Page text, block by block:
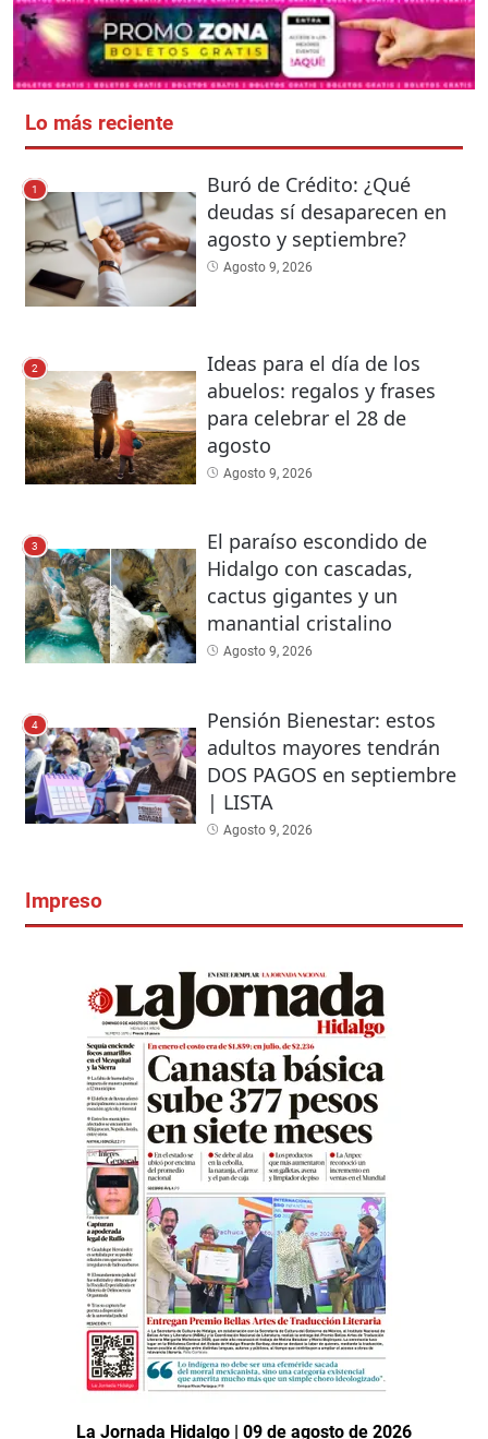
Lo más reciente
1
Buró de Crédito: ¿Qué
deudas sí desaparecen en
agosto y septiembre?
Agosto 9, 2026
2
Ideas para el día de los
abuelos: regalos y frases
para celebrar el 28 de
agosto
Agosto 9, 2026
3
El paraíso escondido de
Hidalgo con cascadas,
cactus gigantes y un
manantial cristalino
Agosto 9, 2026
4
Pensión Bienestar: estos
adultos mayores tendrán
DOS PAGOS en septiembre
| LISTA
Agosto 9, 2026
Impreso
La Jornada Hidalgo | 09 de agosto de 2026